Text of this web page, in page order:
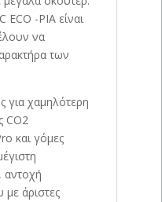
ECO -PIA είναι
να
των
για χαμηλότερη
CO2
και γόμες
άριστες